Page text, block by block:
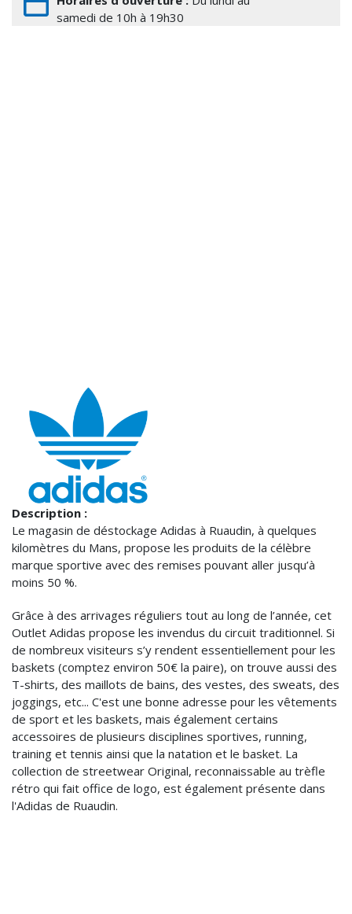
samedi de 10h à 19h30
Description :
Le magasin de déstockage Adidas à Ruaudin, à quelques
kilomètres du Mans, propose les produits de la célèbre
marque sportive avec des remises pouvant aller jusqu’à
moins 50 %.
Grâce à des arrivages réguliers tout au long de l’année, cet
Outlet Adidas propose les invendus du circuit traditionnel. Si
de nombreux visiteurs s’y rendent essentiellement pour les
baskets (comptez environ 50€ la paire), on trouve aussi des
T-shirts, des maillots de bains, des vestes, des sweats, des
joggings, etc... C'est une bonne adresse pour les vêtements
de sport et les baskets, mais également certains
accessoires de plusieurs disciplines sportives, running,
training et tennis ainsi que la natation et le basket. La
collection de streetwear Original, reconnaissable au trèfle
rétro qui fait office de logo, est également présente dans
l'Adidas de Ruaudin.